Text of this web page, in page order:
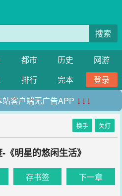
搜索
都市 历史
网游
排行 完本
登录
客户端无广告APP ↓↓↓
换手 关灯
明星的悠闲生活》
存书签 下一章